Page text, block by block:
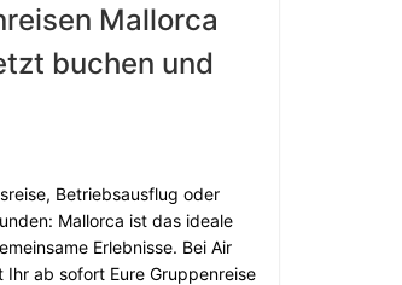
Mallorca
buchen und
Betriebsausflug oder
Mallorca ist das ideale
Erlebnisse. Bei Air
Ihr ab sofort Eure Gruppenreise